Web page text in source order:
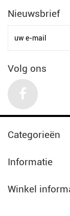
Nieuwsbrief
Volg ons
Categorieën
Informatie
Winkel